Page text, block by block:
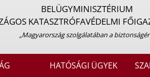
BELÜGYMINISZTÉRIUM
KATASZTRÓFAVÉDELMI
„Magyarország szolgálatában a
HATÓSÁGI ÜGYEK